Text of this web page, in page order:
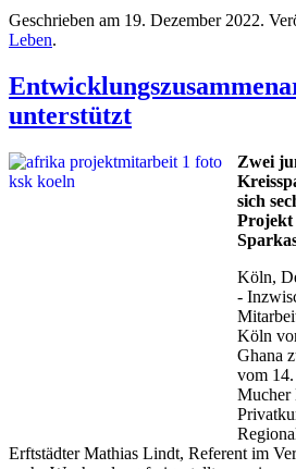
Geschrieben am 19. Dezember 2022.
Leben.
unterstützt
Zwei
sich
Projekt
Köln,
-
Köln
Ghana
vom
Mucher
Erftstädter Mathias Lindt, Referent im